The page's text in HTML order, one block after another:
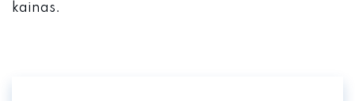
kainas.